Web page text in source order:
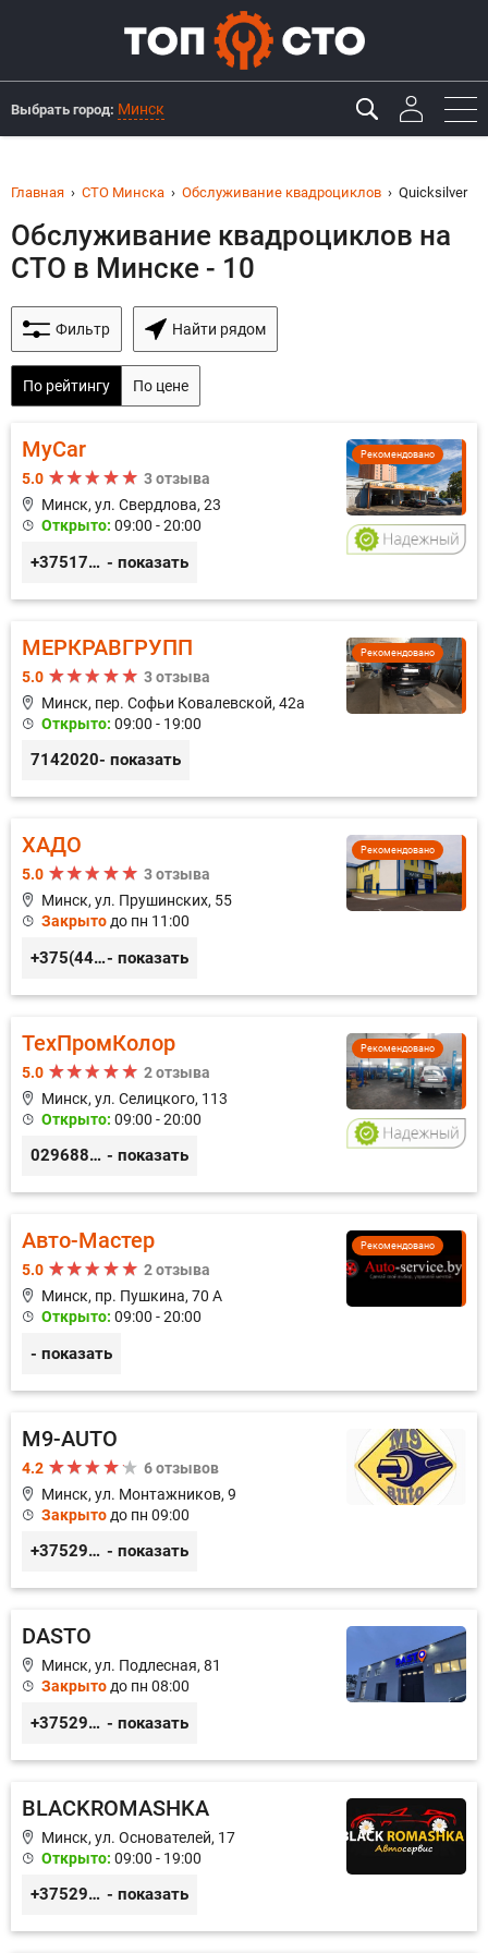
Выбрать город: Минск
Главная СТО Минска Обслуживание квадроциклов Quicksilver
Обслуживание квадроциклов на
СТО в Минске - 10
Фильтр Найти рядом
По рейтингу По цене
Рекомендовано
MyCar
5.0
3 отзыва
Минск, ул. Свердлова, 23
Открыто: 09:00 - 20:00
+375173212443 - показать
Рекомендовано
МЕРКРАВГРУПП
5.0
3 отзыва
Минск, пер. Софьи Ковалевской, 42а
Открыто: 09:00 - 19:00
7142020- показать
Рекомендовано
ХАДО
5.0
3 отзыва
Минск, ул. Прушинских, 55
Закрыто до пн 11:00
+375(44) 559-27-77- показать
Рекомендовано
ТехПромКолор
5.0
2 отзыва
Минск, ул. Селицкого, 113
Открыто: 09:00 - 20:00
0296889898 - показать
Рекомендовано
Авто-Мастер
5.0
2 отзыва
Минск, пр. Пушкина, 70 А
Открыто: 09:00 - 20:00
- показать
M9-AUTO
4.2
6 отзывов
Минск, ул. Монтажников, 9
Закрыто до пн 09:00
+375299395764 - показать
DASTO
Минск, ул. Подлесная, 81
Закрыто до пн 08:00
+375296606560 - показать
BLACKROMASHKA
Минск, ул. Основателей, 17
Открыто: 09:00 - 19:00
+375296651188 - показать